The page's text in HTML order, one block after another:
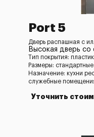
Port 5
Дверь распашная с
Высокая дверь со
Тип покрытия: пластик
Размеры:
Назначение: кухни
служебные
Уточнить